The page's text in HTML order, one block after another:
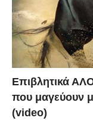
Επιβλητικά
που μαγεύουν
(video)